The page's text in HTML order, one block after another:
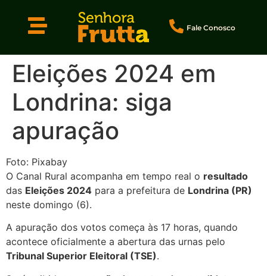
Fale Conosco
Eleições 2024 em
Londrina: siga
apuração
Foto: Pixabay
O Canal Rural acompanha em tempo real o resultado
das Eleições 2024 para a prefeitura de Londrina (PR)
neste domingo (6).
A apuração dos votos começa às 17 horas, quando
acontece oficialmente a abertura das urnas pelo
Tribunal Superior Eleitoral (TSE).